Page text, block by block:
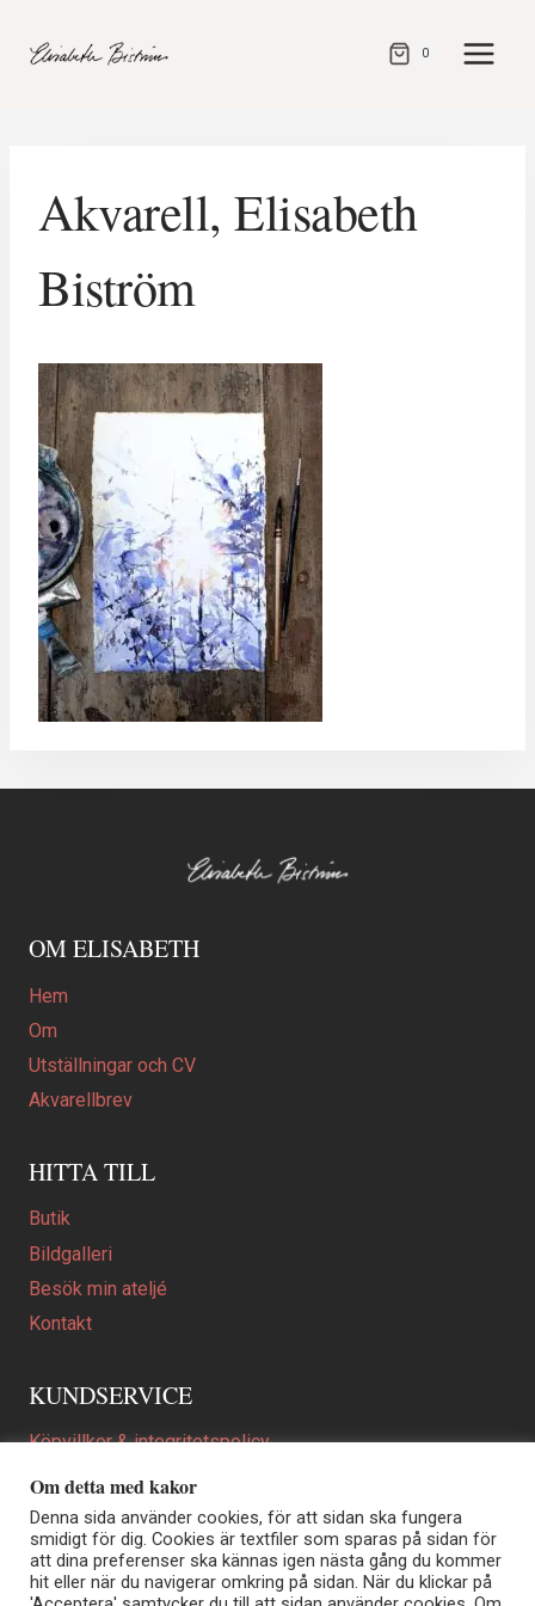
direkt
0
Akvarell, Elisabeth
Biström
OM ELISABETH
Hem
Om
Utställningar och CV
Akvarellbrev
HITTA TILL
Butik
Bildgalleri
Besök min ateljé
Kontakt
KUNDSERVICE
Köpvillkor & integritetspolicy
Att beställa ett personligt utformat konstverk
En personligare gåva
FAQ
Om detta med kakor
Denna sida använder cookies, för att sidan ska fungera
smidigt för dig. Cookies är textfiler som sparas på sidan för
att dina preferenser ska kännas igen nästa gång du kommer
hit eller när du navigerar omkring på sidan. När du klickar på